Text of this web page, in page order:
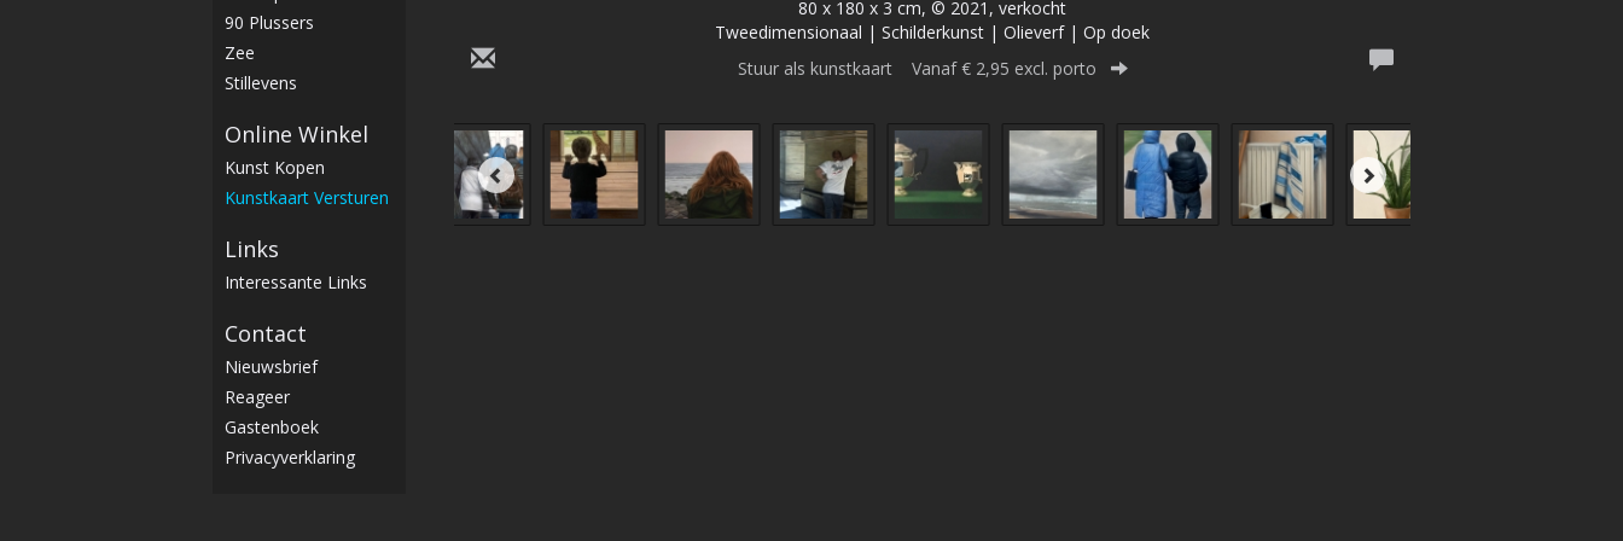
80 x 180 x 3 cm, © 2021, verkocht
Tweedimensionaal | Schilderkunst | Olieverf | Op doek
Stuur als kunstkaart Vanaf € 2,95 excl. porto
90 Plussers
Zee
Stillevens
Online Winkel
Kunst Kopen
Kunstkaart Versturen
Links
Interessante Links
Contact
Nieuwsbrief
Reageer
Gastenboek
Privacyverklaring